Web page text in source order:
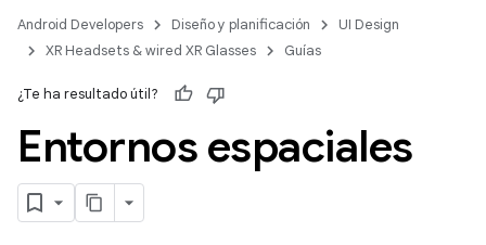
Android Developers Diseño y planificación
UI Design
XR Headsets & wired XR Glasses
Guías
¿Te ha resultado útil?
Entornos espaciales